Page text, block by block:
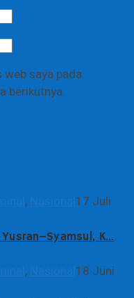
saya pada
berikutnya.
,
17 Juli
K…
,
18 Juni